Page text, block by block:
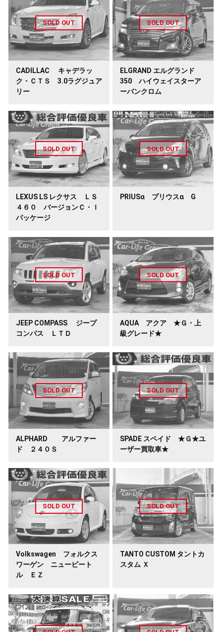
CADILLAC キャデラッ
ク・ＣＴＳ 3.0ラグジュア
リー
ELGRAND エルグランド
350 ハイウェイスターア
ーバンクロム
LEXUS LS レクサス ＬＳ
４６０ バージョンＣ・Ｉ
パッケージ
PRIUSα プリウスα G
JEEP COMPASS ジープ
コンパス ＬＴＤ
AQUA アクア ★Ｇ・上
級グレード★
ALPHARD アルファー
ド ２４０Ｓ
SPADE スペイド ★Ｇ★ユ
ーザー買取車★
Volkswagen フォルクス
ワーゲン ニュービート
ル ＥＺ
TANTO CUSTOM タントカ
スタム Ｘ